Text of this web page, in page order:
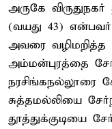
அருகே
(வயது 43)
அவரை வழிமறித்த
அம்மன்புரத்தை
நரசிங்கநல்லூரை
சுத்தமல்லியை
தூத்துக்குடியை